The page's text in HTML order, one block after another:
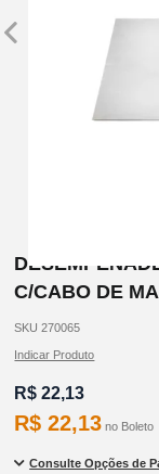
C/CABO DE
SKU 270065
Indicar Produto
R$ 22,13
R$ 22,13 no Boleto